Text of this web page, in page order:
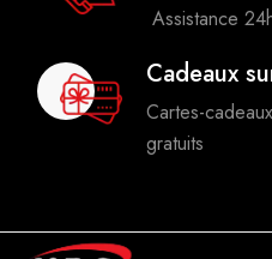
Assistance
Cadeaux
Cartes-
gratuits